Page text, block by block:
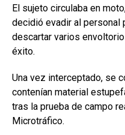
El sujeto circulaba en
decidió evadir al personal
descartar varios
éxito.
Una vez interceptado, se
contenían material
tras la prueba de campo
Microtráfico.